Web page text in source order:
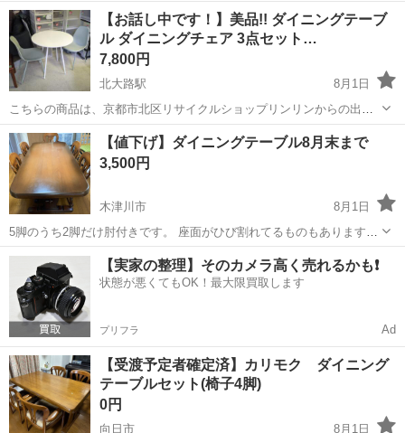
【お話し中です！】美品!! ダイニングテーブ
ル ダイニングチェア 3点セット…
7,800円
北大路駅
8月1日
こちらの商品は、京都市北区リサイクルショップリンリンからの出品
となります。 当店は、家具・家電・食器・骨董品・日用品など、多種
多様な商品を取り揃えております。 昭和レトロなレア商品も沢山ござ
いますので、店内を見るだけ...
京都 京都市 北大路駅 テーブル
【値下げ】ダイニングテーブル8月末まで
3,500円
木津川市
8月1日
5脚のうち2脚だけ肘付きです。 座面がひび割れてるものもあります。
解体できます。 高 68 横 180 奥 91
京都 木津川市 テーブル
【実家の整理】そのカメラ高く売れるかも❗️
状態が悪くてもOK！最大限買取します
プリフラ Ad
【受渡予定者確定済】カリモク ダイニング
テーブルセット(椅子4脚)
0円
向日市 8月1日